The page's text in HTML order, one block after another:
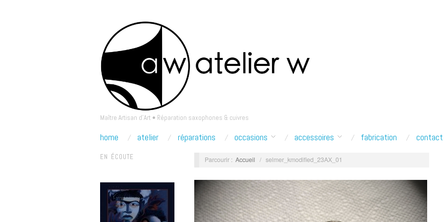
Maître Artisan d'Art • Réparation saxophones & cuivres
home atelier réparations occasions accessoires fabrication contact
EN ÉCOUTE Parcourir : Accueil / selmer_kmodified_23AX_01